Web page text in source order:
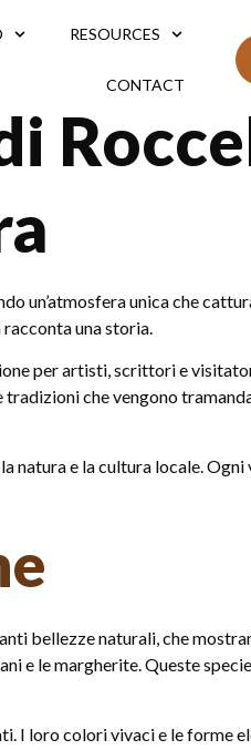
RESOURCES
CONTACT
un’atmosfera unica che
racconta una storia.
per artisti, scrittori e
che vengono
natura e la cultura locale. Ogni
bellezze naturali, che
e le margherite. Queste specie
I loro colori vivaci e le forme